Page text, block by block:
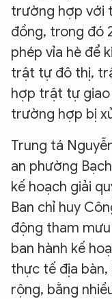
trường hợp với
đồng, trong đó
phép vỉa hè để
trật tự đô thị,
hợp trật tự giao
trường hợp bị
Trung tá
an phường
kế hoạch giải
Ban chỉ huy
động tham
ban hành kế
thực tế địa
rộng, bằng